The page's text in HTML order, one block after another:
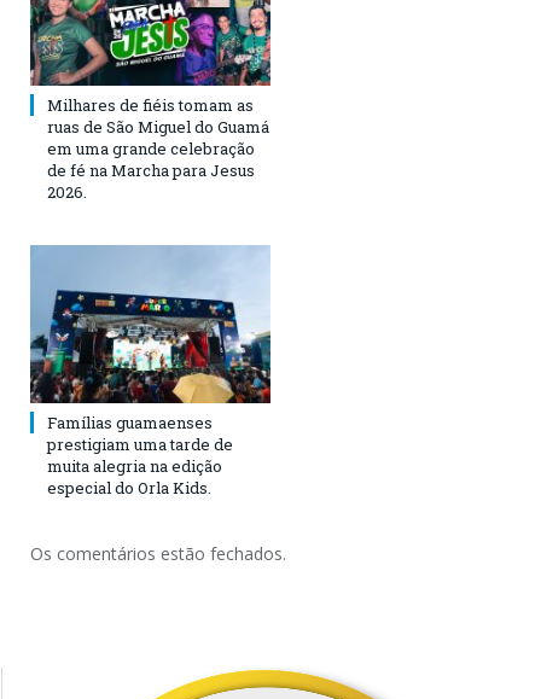
Milhares de fiéis tomam as
ruas de São Miguel do Guamá
em uma grande celebração
de fé na Marcha para Jesus
2026.
Famílias guamaenses
prestigiam uma tarde de
muita alegria na edição
especial do Orla Kids.
Os comentários estão fechados.